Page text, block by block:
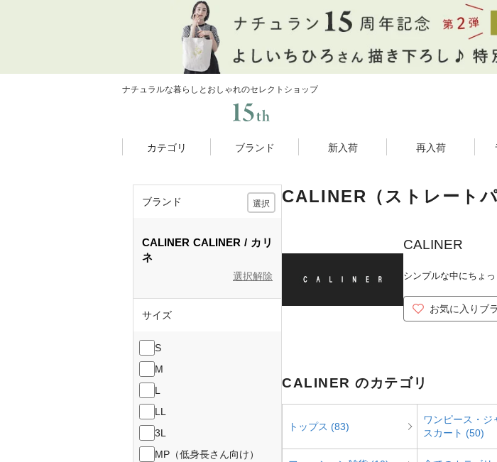
ナチュラルな暮らしとおしゃれのセレクトショップ
カテゴリ ブランド 新入荷 再入荷
ブランド 選択
CALINER CALINER
カリ
ネ
選択解除
サイズ
S
M
L
LL
3L
MP（低身長さん向け）
CALINER（ストレート
CALINER
シンプルな中にちょ
お気に入りブ
CALINER のカテゴリ
トップス (83)
ワンピース・ジ
スカート (50)